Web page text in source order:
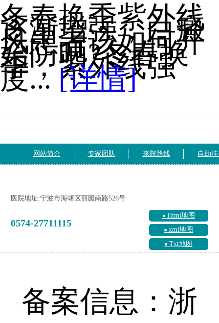
冬春换季紫外线
逐渐增强，白癜
风患者该如何开
始防晒?冬春换
季，紫外线强
度... [详情]
网站简介 专家团队 来院路线 自助
医院地址:宁波市海曙区丽园南路526号
0574-27711115
Html地图
xml地图
Txt地图
备案信息：浙